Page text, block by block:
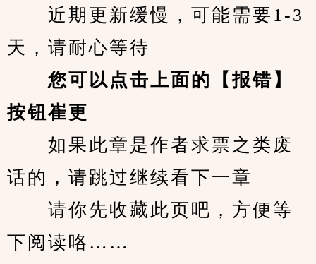
近期更新缓慢，可能需要1-3
天，请耐心等待
您可以点击上面的【报错】
按钮崔更
如果此章是作者求票之类废
话的，请跳过继续看下一章
请你先收藏此页吧，方便等
下阅读咯……